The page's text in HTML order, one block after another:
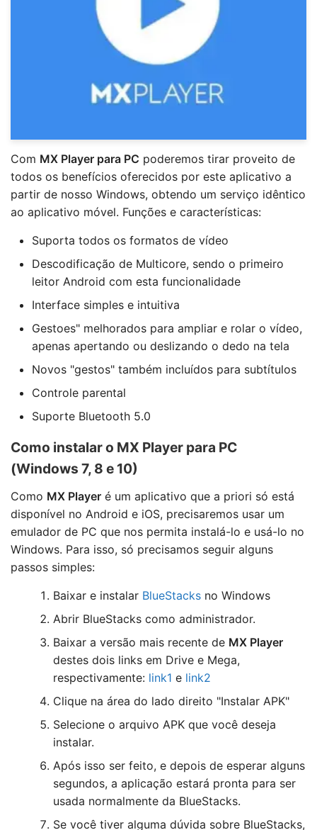
Com MX Player para PC poderemos tirar proveito de
todos os benefícios oferecidos por este aplicativo a
partir de nosso Windows, obtendo um serviço idêntico
ao aplicativo móvel. Funções e características:
Suporta todos os formatos de vídeo
Descodificação de Multicore, sendo o primeiro
leitor Android com esta funcionalidade
Interface simples e intuitiva
Gestoes" melhorados para ampliar e rolar o vídeo,
apenas apertando ou deslizando o dedo na tela
Novos "gestos" também incluídos para subtítulos
Controle parental
Suporte Bluetooth 5.0
Como instalar o MX Player para PC
(Windows 7, 8 e 10)
Como MX Player é um aplicativo que a priori só está
disponível no Android e iOS, precisaremos usar um
emulador de PC que nos permita instalá-lo e usá-lo no
Windows. Para isso, só precisamos seguir alguns
passos simples:
Baixar e instalar BlueStacks no Windows
Abrir BlueStacks como administrador.
Baixar a versão mais recente de MX Player
destes dois links em Drive e Mega,
respectivamente: link1 e link2
Clique na área do lado direito "Instalar APK"
Selecione o arquivo APK que você deseja
instalar.
Após isso ser feito, e depois de esperar alguns
segundos, a aplicação estará pronta para ser
usada normalmente da BlueStacks.
Se você tiver alguma dúvida sobre BlueStacks,